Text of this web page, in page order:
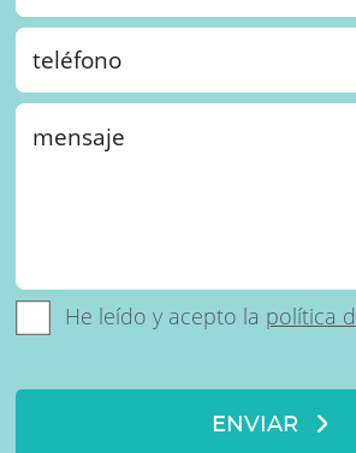
He leído y acepto la política
ENVIAR